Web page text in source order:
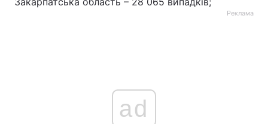
Реклама
ad